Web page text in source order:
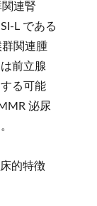
連腎
L である
関連腫
前立腺
る可能
泌尿
的特徴